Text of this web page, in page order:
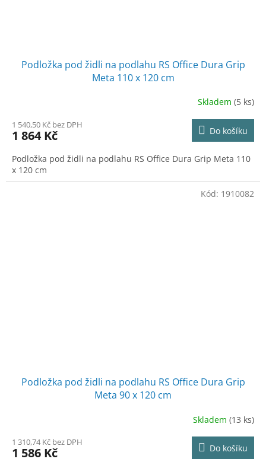
Podložka pod židli na podlahu RS Office Dura Grip
Meta 110 x 120 cm
Skladem (5 ks)
1 540,50 Kč bez DPH
1 864 Kč Do košíku
Podložka pod židli na podlahu RS Office Dura Grip Meta 110
x 120 cm
Podložka pod židli na podlahu RS Office Dura Grip
Meta 90 x 120 cm
Skladem (13 ks)
1 310,74 Kč bez DPH
1 586 Kč Do košíku
Kód: 1910082